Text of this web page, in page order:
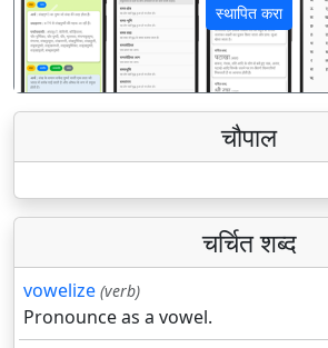
स्थापित करा
पिछला
चौपाल
चर्चित शब्द
vowelize (verb)
Pronounce as a vowel.